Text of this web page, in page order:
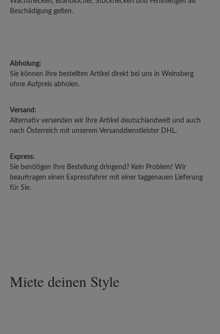
Beschädigung gelten.
Abholung:
Sie können Ihre bestellten Artikel direkt bei uns in Weinsberg
ohne Aufpreis abholen.
Versand:
Alternativ versenden wir Ihre Artikel deutschlandweit und auch
nach Österreich mit unserem Versanddienstleister DHL.
Express:
Sie benötigen Ihre Bestellung dringend? Kein Problem! Wir
beauftragen einen Expressfahrer mit einer taggenauen Lieferung
für Sie.
Miete deinen Style